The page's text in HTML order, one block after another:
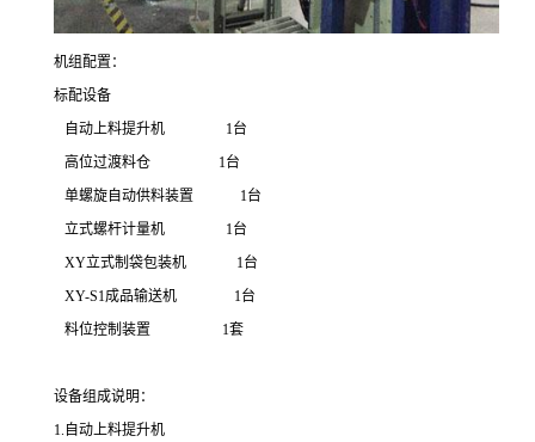
机组配置：
标配设备
自动上料提升机
1台
高位过渡料仓
1台
单螺旋自动供料装置
1台
立式螺杆计量机
1台
XY立式制袋包装机 1台
XY-S1成品输送机 1台
料位控制装置
1套
设备组成说明：
1. 自动上料提升机